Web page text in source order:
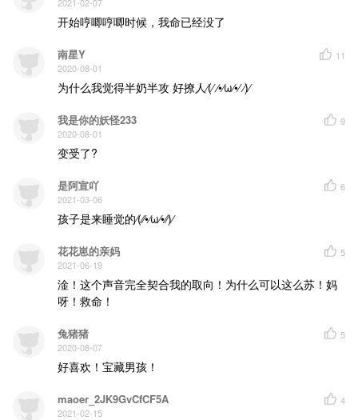
开始哼唧哼唧时候，我命已经没了
南星Y
2020-08-01
11
为什么我觉得半奶半攻 好撩人⁄(⁄ ⁄•⁄ω⁄•⁄ ⁄)⁄
我是你的妖怪233
2020-08-01
9
变受了?
是阿宣吖
2021-03-06
6
孩子是来睡觉的⁄(⁄⁄•⁄ω⁄•⁄⁄)⁄
花花崽的亲妈
2021-06-19
5
淦！这个声音完全契合我的取向！为什么可以这么苏！妈
呀！救命！
兔猪猪
2020-08-07
5
好喜欢！宝藏男孩！
maoer_2JK9GvCfCF5A
2021-02-15
4